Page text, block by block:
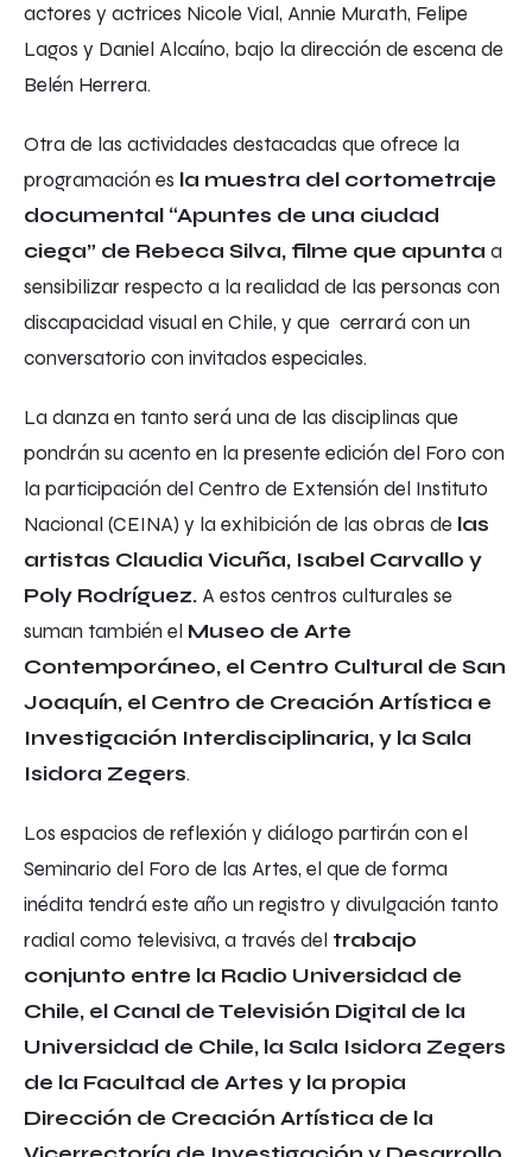
actores y actrices Nicole Vial, Annie Murath, Felipe
Lagos y Daniel Alcaíno, bajo la dirección de escena de
Belén Herrera.
Otra de las actividades destacadas que ofrece la
programación es la muestra del cortometraje
documental “Apuntes de una ciudad
ciega” de Rebeca Silva, filme que apunta a
sensibilizar respecto a la realidad de las personas con
discapacidad visual en Chile, y que cerrará con un
conversatorio con invitados especiales.
La danza en tanto será una de las disciplinas que
pondrán su acento en la presente edición del Foro con
la participación del Centro de Extensión del Instituto
Nacional (CEINA) y la exhibición de las obras de las
artistas Claudia Vicuña, Isabel Carvallo y
Poly Rodríguez. A estos centros culturales se
suman también el Museo de Arte
Contemporáneo, el Centro Cultural de San
Joaquín, el Centro de Creación Artística e
Investigación Interdisciplinaria, y la Sala
Isidora Zegers.
Los espacios de reflexión y diálogo partirán con el
Seminario del Foro de las Artes, el que de forma
inédita tendrá este año un registro y divulgación tanto
radial como televisiva, a través del trabajo
conjunto entre la Radio Universidad de
Chile, el Canal de Televisión Digital de la
Universidad de Chile, la Sala Isidora Zegers
de la Facultad de Artes y la propia
Dirección de Creación Artística de la